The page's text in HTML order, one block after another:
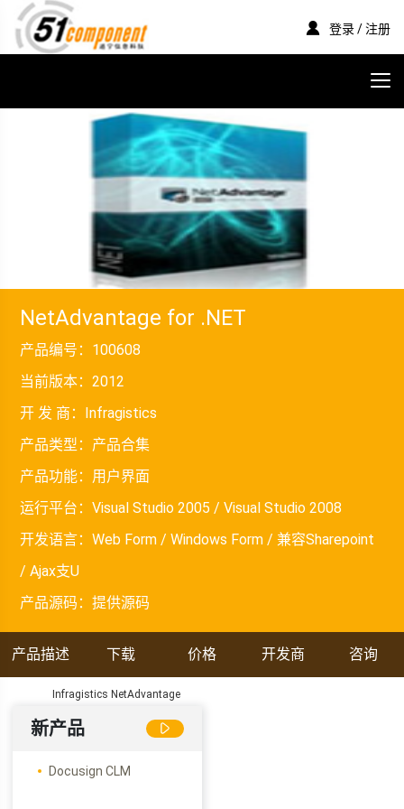
登录 / 注册
NetAdvantage for .NET
产品编号： 100608
当前版本：2012
开 发 商： Infragistics
产品类型： 产品合集
产品功能： 用户界面
运行平台：Visual Studio 2005 / Visual Studio 2008
开发语言：Web Form / Windows Form / 兼容Sharepoint
/ Ajax支U
产品源码：提供源码
产品描述 下载 价格 开发商 咨询
Infragistics NetAdvantage
新产品
Docusign CLM